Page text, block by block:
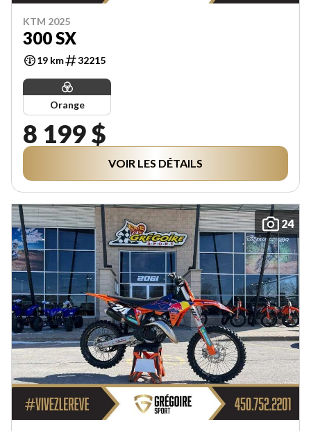
KTM 2025
300 SX
19 km 32215
Orange
8 199 $
VOIR LES DÉTAILS
24